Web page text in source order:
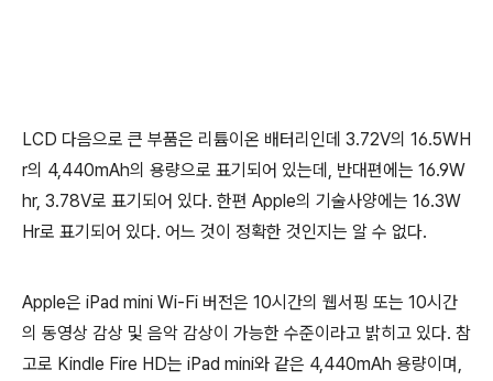
LCD 다음으로 큰 부품은 리튬이온 배터리인데 3.72V의 16.5WH
r의 4,440mAh의 용량으로 표기되어 있는데, 반대편에는 16.9W
hr, 3.78V로 표기되어 있다. 한편 Apple의 기술사양에는 16.3W
Hr로 표기되어 있다. 어느 것이 정확한 것인지는 알 수 없다.
Apple은 iPad mini Wi-Fi 버전은 10시간의 웹서핑 또는 10시간
의 동영상 감상 및 음악 감상이 가능한 수준이라고 밝히고 있다. 참
고로 Kindle Fire HD는 iPad mini와 같은 4,440mAh 용량이며,